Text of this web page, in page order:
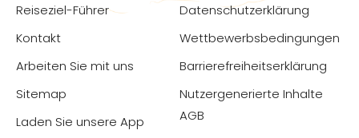
Reiseziel-Führer
Kontakt
Arbeiten Sie mit uns
Sitemap
Laden Sie unsere App
Datenschutzerklärung
Wettbewerbsbedingungen
Barrierefreiheitserklärung
Nutzergenerierte Inhalte
AGB